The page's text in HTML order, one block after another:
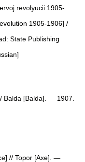
revolyucii 1905-
1905-1906] /
State Publishing
Balda [Balda] . — 1907.
// Topor [Axe]. —